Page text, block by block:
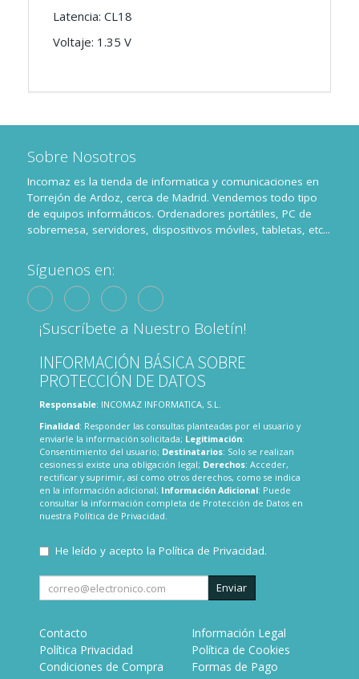
Latencia: CL18
Voltaje: 1.35 V
Sobre Nosotros
Incomaz es la tienda de informatica y comunicaciones en
Torrejón de Ardoz, cerca de Madrid. Vendemos todo tipo
de equipos informáticos. Ordenadores portátiles, PC de
sobremesa, servidores, dispositivos móviles, tabletas, etc...
Síguenos en:
¡Suscríbete a Nuestro Boletín!
INFORMACIÓN BÁSICA SOBRE
PROTECCIÓN DE DATOS
Responsable: INCOMAZ INFORMATICA, S.L.
Finalidad: Responder las consultas planteadas por el usuario y
enviarle la información solicitada; Legitimación:
Consentimiento del usuario; Destinatarios: Solo se realizan
cesiones si existe una obligación legal; Derechos: Acceder,
rectificar y suprimir, así como otros derechos, como se indica
en la información adicional; Información Adicional: Puede
consultar la información completa de Protección de Datos en
nuestra Política de Privacidad
He leído y acepto la Política de Privacidad.
Enviar
Contacto
Información Legal
Política Privacidad
Política de Cookies
Condiciones de Compra
Formas de Pago